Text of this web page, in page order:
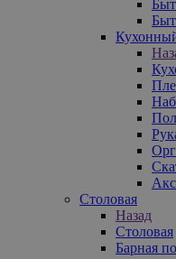
Столовая
Назад
Столовая
Барная